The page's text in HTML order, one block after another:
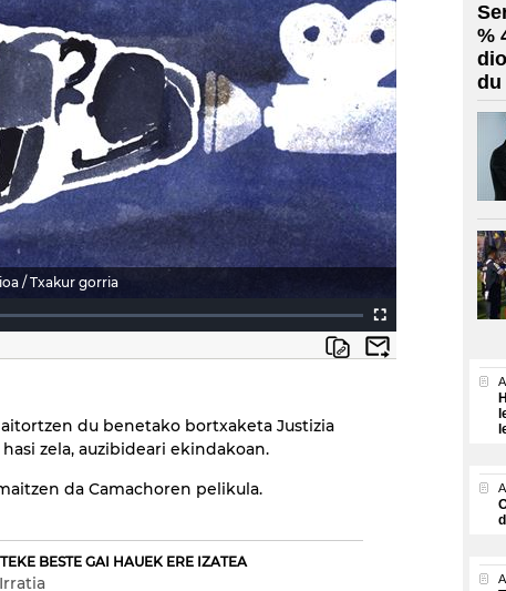
/ Txakur gorria
du benetako bortxaketa Justizia
zela, auzibideari ekindakoan.
da Camachoren pelikula.
BESTE GAI HAUEK ERE IZATEA
%
du